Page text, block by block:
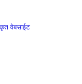
वेबसाईट